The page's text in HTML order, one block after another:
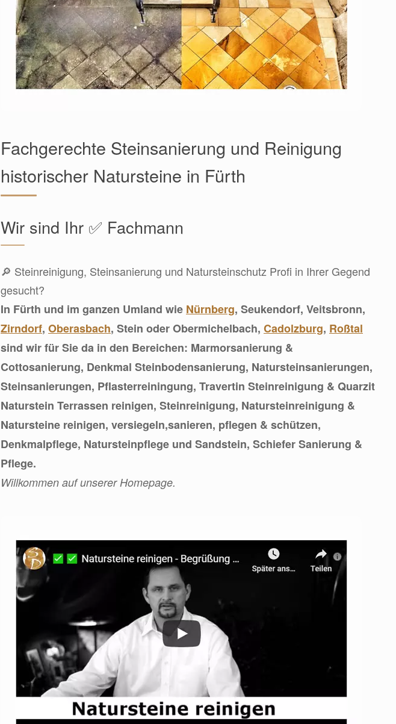
Fachgerechte Steinsanierung und Reinigung
historischer Natursteine in Fürth
Wir sind Ihr ✅ Fachmann
🔎 Steinreinigung, Steinsanierung und Natursteinschutz Profi in Ihrer Gegend
gesucht?
In Fürth und im ganzen Umland wie Nürnberg, Seukendorf, Veitsbronn,
Zirndorf, Oberasbach, Stein oder Obermichelbach, Cadolzburg, Roßtal
sind wir für Sie da in den Bereichen: Marmorsanierung &
Cottosanierung, Denkmal Steinbodensanierung, Natursteinsanierungen,
Steinsanierungen, Pflasterreiningung, Travertin Steinreinigung & Quarzit
Naturstein Terrassen reinigen, Steinreinigung, Natursteinreinigung &
Natursteine reinigen, versiegeln,sanieren, pflegen & schützen,
Denkmalpflege, Natursteinpflege und Sandstein, Schiefer Sanierung &
Pflege.
Willkommen auf unserer Homepage.